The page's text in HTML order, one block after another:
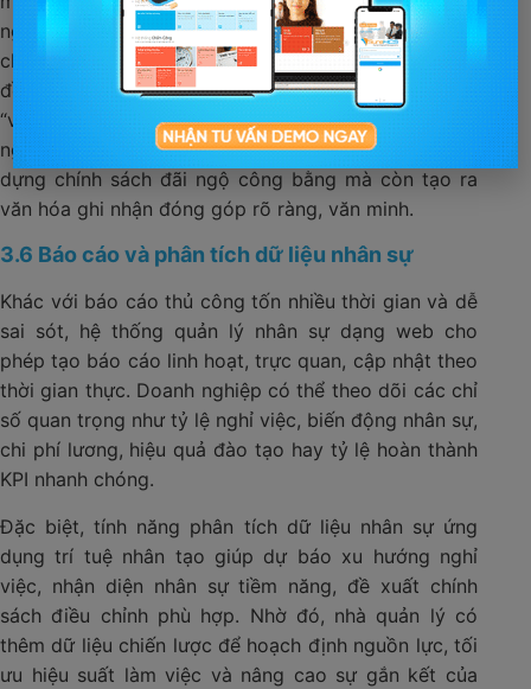
ngân sách, đảm bảo tính nhất quán trong toàn tổ
chức. Một số website quản lý nhân sự còn cho phép
đề xuất khen thưởng theo dữ liệu hiệu suất, kết hợp
“ví thưởng nội bộ” hoặc điểm tích lũy để gia tăng trải
nghiệm nhân viên. Qua đó, tổ chức không chỉ xây
dựng chính sách đãi ngộ công bằng mà còn tạo ra
văn hóa ghi nhận đóng góp rõ ràng, văn minh.
3.6 Báo cáo và phân tích dữ liệu nhân sự
Khác với báo cáo thủ công tốn nhiều thời gian và dễ
sai sót, hệ thống quản lý nhân sự dạng web cho
phép tạo báo cáo linh hoạt, trực quan, cập nhật theo
thời gian thực. Doanh nghiệp có thể theo dõi các chỉ
số quan trọng như tỷ lệ nghỉ việc, biến động nhân sự,
chi phí lương, hiệu quả đào tạo hay tỷ lệ hoàn thành
KPI nhanh chóng.
Đặc biệt, tính năng phân tích dữ liệu nhân sự ứng
dụng trí tuệ nhân tạo giúp dự báo xu hướng nghỉ
việc, nhận diện nhân sự tiềm năng, đề xuất chính
sách điều chỉnh phù hợp. Nhờ đó, nhà quản lý có
thêm dữ liệu chiến lược để hoạch định nguồn lực, tối
ưu hiệu suất làm việc và nâng cao sự gắn kết của